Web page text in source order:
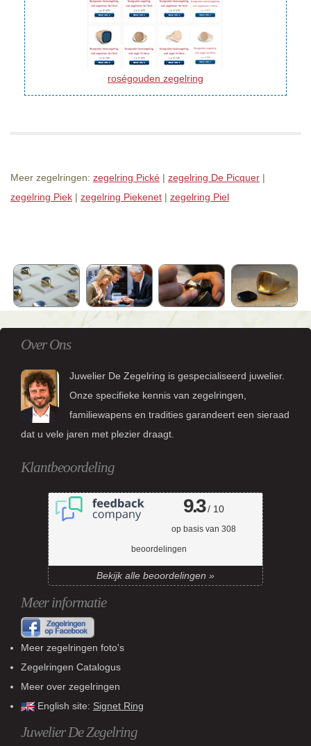
roségouden zegelring
Meer zegelringen: zegelring Pické | zegelring De Picquer |
zegelring Piek | zegelring Piekenet | zegelring Piel
Over Ons
Juwelier De Zegelring is gespecialiseerd juwelier.
Onze specifieke kennis van zegelringen,
familiewapens en tradities garandeert een sieraad
dat u vele jaren met plezier draagt.
Klantbeoordeling
9.3/ 10
op basis van 308
beoordelingen
Bekijk alle beoordelingen »
Meer informatie
Meer zegelringen foto's
Zegelringen Catalogus
Meer over zegelringen
English site: Signet Ring
Juwelier De Zegelring